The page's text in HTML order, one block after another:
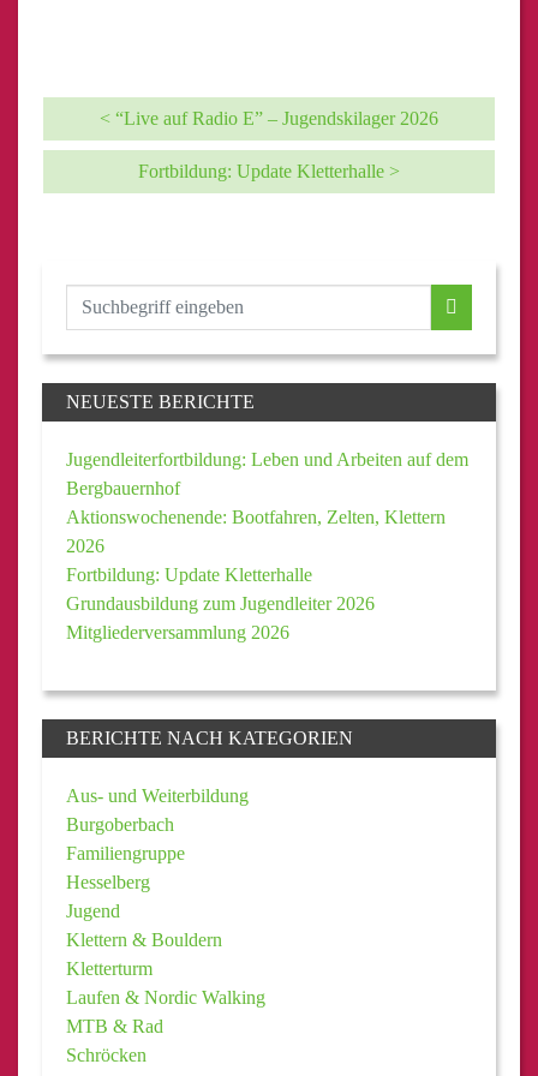
< “Live auf Radio E” – Jugendskilager 2026
Fortbildung: Update Kletterhalle >
NEUESTE BERICHTE
Jugendleiterfortbildung: Leben und Arbeiten auf dem
Bergbauernhof
Aktionswochenende: Bootfahren, Zelten, Klettern
2026
Fortbildung: Update Kletterhalle
Grundausbildung zum Jugendleiter 2026
Mitgliederversammlung 2026
BERICHTE NACH KATEGORIEN
Aus- und Weiterbildung
Burgoberbach
Familiengruppe
Hesselberg
Jugend
Klettern & Bouldern
Kletterturm
Laufen & Nordic Walking
MTB & Rad
Schröcken